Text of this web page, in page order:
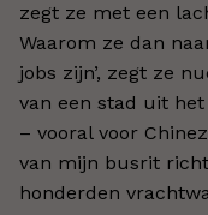
zegt ze met een
Waarom ze dan
jobs zijn’, zegt ze
van een stad uit
– vooral voor
van mijn busrit
honderden